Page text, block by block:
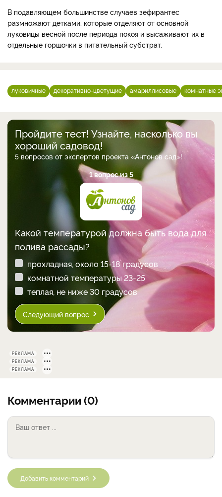
В подавляющем большинстве случаев зефирантес
размножают детками, которые отделяют от основной
луковицы весной после периода покоя и высаживают их в
отдельные горшочки в питательный субстрат.
луковичные декоративно-цветущие амариллисовые комнатные
Пройдите тест! Узнайте, насколько вы
хороший садовод!
5 вопросов от экспертов проекта «Антонов сад»!
1 вопрос из 5
Какой температурой должна быть вода для
полива рассады?
прохладная, около 15-18 градусов
комнатной температуры 23-25
теплая, не ниже 30 градусов
Следующий вопрос
РЕКЛАМА
РЕКЛАМА
РЕКЛАМА
Комментарии (0)
Добавить комментарий